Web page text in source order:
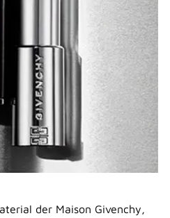
der Maison Givenchy,